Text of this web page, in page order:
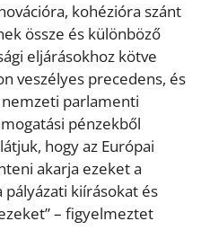
kohézióra szánt
össze és különböző
eljárásokhoz kötve
veszélyes precedens, és
parlamenti
pénzekből
hogy az Európai
akarja ezeket a
kiírásokat és
– figyelmeztet